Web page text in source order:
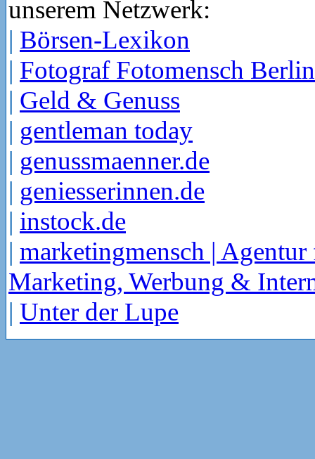
unserem Netzwerk:
| Börsen-Lexikon
| Fotograf Fotomensch Berlin
| Geld & Genuss
| gentleman today
| genussmaenner.de
| geniesserinnen.de
| instock.de
| marketingmensch | Agentur
Marketing, Werbung &
| Unter der Lupe